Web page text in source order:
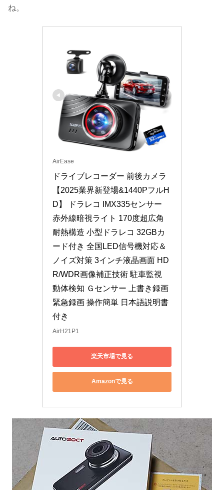
ね。
AirEase
ドライブレコーダー 前後カメラ
【2025業界新登場&1440PフルH
D】 ドラレコ IMX335センサー
赤外線暗視ライト 170度超広角
耐熱構造 小型ドラレコ 32GBカ
ード付き 全国LED信号機対応＆
ノイズ対策 3インチ液晶画面 HD
R/WDR画像補正技術 駐車監視
動体検知 Ｇセンサー 上書き録画
緊急録画 操作簡単 日本語説明書
付き
AirH21P1
楽天市場で見る
Amazonで見る